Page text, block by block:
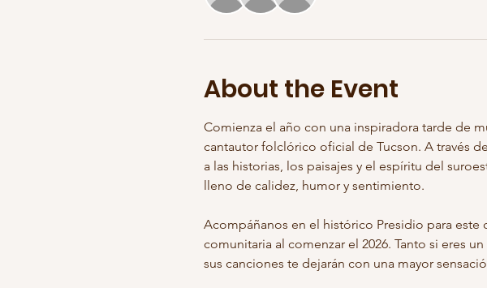
About the Event
Comienza el año con una inspiradora tarde de
cantautor folclórico oficial de Tucson. A través
a las historias, los paisajes y el espíritu del
lleno de calidez, humor y sentimiento.
Acompáñanos en el histórico Presidio para
comunitaria al comenzar el 2026. Tanto si eres
sus canciones te dejarán con una mayor